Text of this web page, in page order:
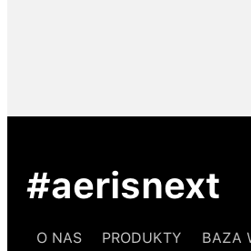
#aerisnext
O NAS PRODUKTY BAZA